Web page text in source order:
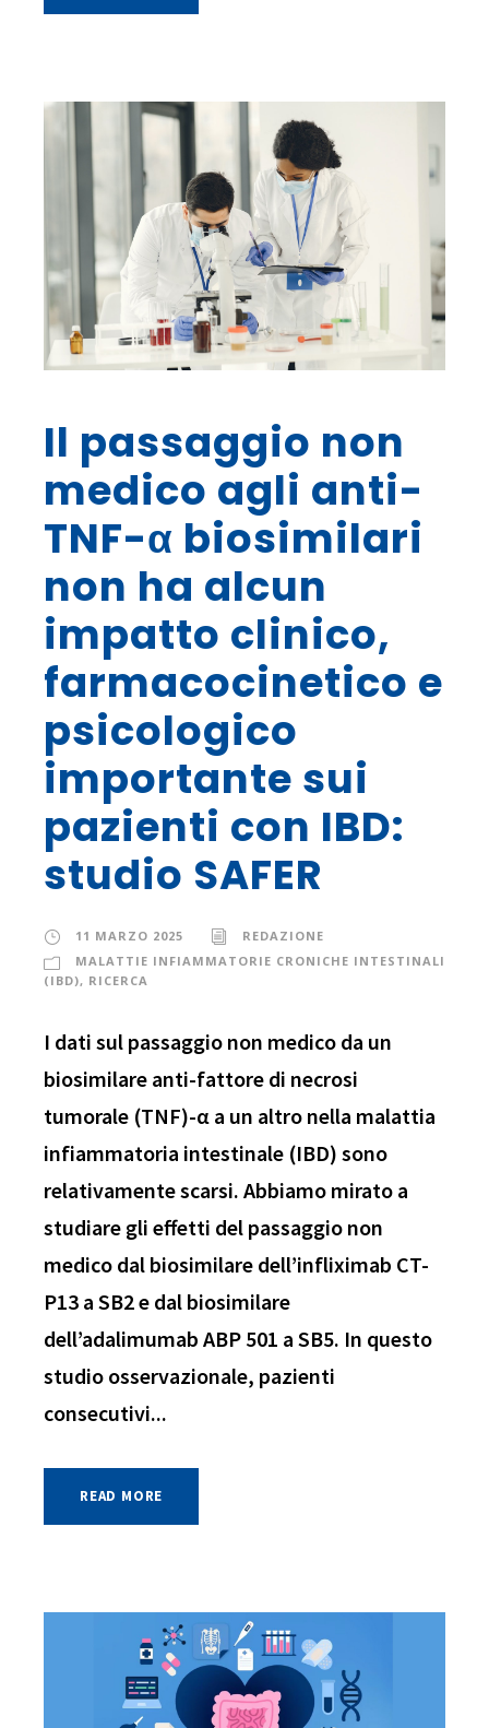
Il passaggio non
medico agli anti-
TNF-α biosimilari
non ha alcun
impatto clinico,
farmacocinetico e
psicologico
importante sui
pazienti con IBD:
studio SAFER
11 MARZO 2025
REDAZIONE
MALATTIE INFIAMMATORIE CRONICHE INTESTINALI
(IBD), RICERCA
I dati sul passaggio non medico da un
biosimilare anti-fattore di necrosi
tumorale (TNF)-α a un altro nella malattia
infiammatoria intestinale (IBD) sono
relativamente scarsi. Abbiamo mirato a
studiare gli effetti del passaggio non
medico dal biosimilare dell’infliximab CT-
P13 a SB2 e dal biosimilare
dell’adalimumab ABP 501 a SB5. In questo
studio osservazionale, pazienti
consecutivi...
READ MORE